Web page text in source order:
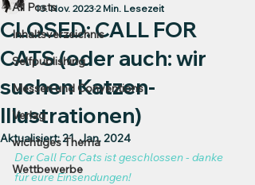
All Posts
Inhaltsverzeichnis
Selfpublishing
Messen und Conventions
Verlag
wichtiges Thema
Wettbewerbe
CLOSED: CALL FOR
CATS (oder auch: wir
suchen Katzen-
Illustrationen)
13. Nov. 20232 Min. Lesezeit
Aktualisiert:21. Jan. 2024
Der Call For Cats ist geschlossen - danke
für eure Einsendungen!